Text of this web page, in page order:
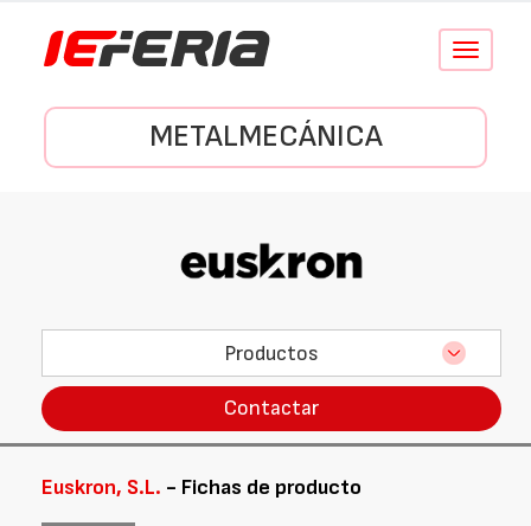
Conmutar
METALMECÁNICA
Productos
Contactar
Euskron, S.L. - Fichas de producto